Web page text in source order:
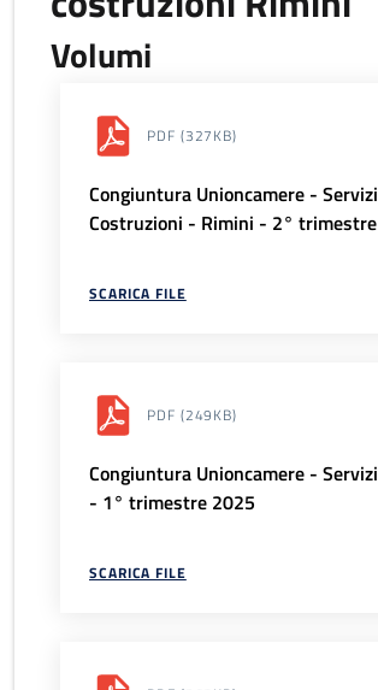
Volumi
PDF (327KB)
Congiuntura Unioncamere -
Costruzioni - Rimini - 2°
SCARICA FILE
PDF (249KB)
Congiuntura Unioncamere -
- 1° trimestre 2025
SCARICA FILE